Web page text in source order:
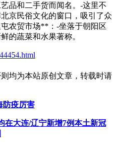
品和二手货而闻名。-这里不
京民俗文化的窗口，吸引了众
农贸市场**：-坐落于朝阳区
的蔬菜和水果著称。
均为本站原创文章，转载时请
防疫厉害
在大连/辽宁新增7例本土新冠